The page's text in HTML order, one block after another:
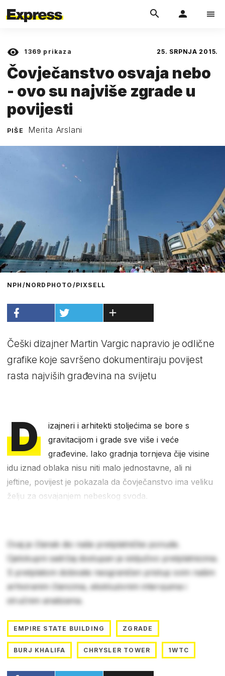
1369 prikaza 25. SRPNJA 2015.
Čovječanstvo osvaja nebo
- ovo su najviše zgrade u
povijesti
PIŠE Merita Arslani
NPH/NORDPHOTO/PIXSELL
Češki dizajner Martin Vargic napravio je odlične
grafike koje savršeno dokumentiraju povijest
rasta najviših građevina na svijetu
D
izajneri i arhitekti stoljećima se bore s
gravitacijom i grade sve više i veće
građevine. Iako gradnja tornjeva čije visine
idu iznad oblaka nisu niti malo jednostavne, ali ni
jeftine, povijest je pokazala da čovječanstvo ima veliku
želju za osvajanjem nebeskog svoda.
Ovaj je članak dio naše pretplatničke ponude.
Cjelokupni sadržaj dostupan je isključivo pretplatnicima.
S pretplatom dobivate neograničen pristup svim našim
arhiviranim člancima, ekskluzivnim intervjuima i
stručnim analizama.
EMPIRE STATE BUILDING ZGRADE
BURJ KHALIFA CHRYSLER TOWER 1WTC